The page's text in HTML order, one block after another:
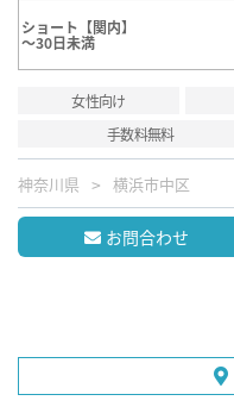
ショート【関内】
～30日未満
女性向け
手数料無料
神奈川県 横浜市中区
お問合わせ